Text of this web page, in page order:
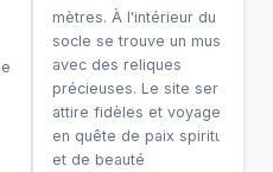
mètres. À l'intérieur du
socle se trouve un musée
avec des reliques
précieuses. Le site serein
attire fidèles et voyageurs
en quête de paix spirituelle
et de beauté